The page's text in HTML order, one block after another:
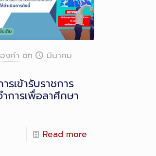
งคำ on
มีนาคม
รเข้ารับราชการ
การเพื่อลาศึกษา
Read more